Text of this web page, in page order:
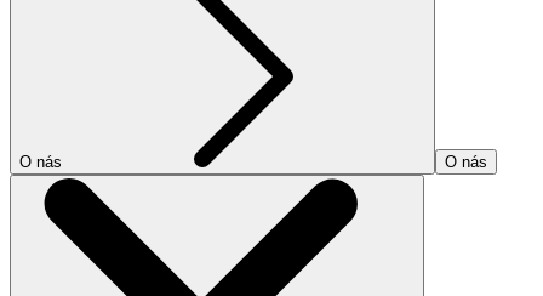
O nás O nás